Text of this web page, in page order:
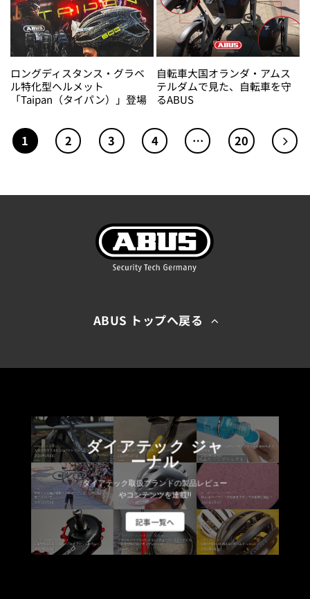
ロングディスタンス・グラベ
ル特化型ヘルメット
「Taipan（タイパン）」登場
自転車大国オランダ・アムス
テルダムで見た、自転車を守
るABUS
1 2 3 4 … 20
ABUS トップへ戻る
ダイアテック ジャ
ーナル
ダイアテック取扱ブランドの製品レビュー
やコンテンツを連載!!
記事一覧へ